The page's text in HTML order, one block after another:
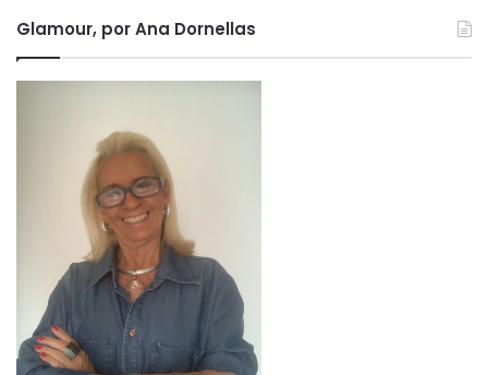
Glamour, por Ana Dornellas